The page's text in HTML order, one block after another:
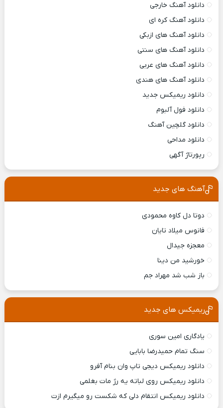
دانلود آهنگ خارجی
دانلود آهنگ کره ای
دانلود آهنگ های ازبکی
دانلود آهنگ های سنتی
دانلود آهنگ های عربی
دانلود آهنگ های هندی
دانلود ریمیکس جدید
دانلود فول آلبوم
دانلود گلچین آهنگ
دانلود مداحی
رپورتاژ آگهی
آهنگ های جدید
دوتا دل کاوه محمودی
فانوس میلاد تایان
معجزه جیدال
خورشید من دینا
باز شب شد مهراد جم
ریمیکس های جدید
یادگاری امین سوری
سنگ تمام حمیدرضا بابایی
دانلود ریمیکس ديجی تاپ وان بنام آفرو
دانلود ریمیکس روی لباته یه رژ مات بغلمی
دانلود ریمیکس انتقام دلی که شکست رو میگیرم ازت